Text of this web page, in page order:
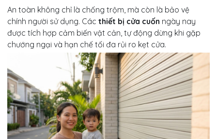
An toàn không chỉ là chống trộm, mà còn là bảo vệ
chính người sử dụng. Các thiết bị cửa cuốn ngày nay
được tích hợp cảm biến vật cản, tự động dừng khi gặp
chướng ngại và hạn chế tối đa rủi ro kẹt cửa.